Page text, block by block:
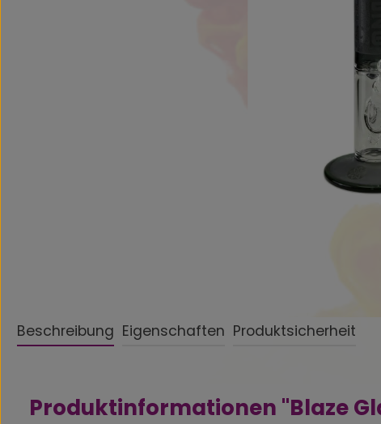
Beschreibung Eigenschaften Produktsicherheit
Produktinformationen "Blaze